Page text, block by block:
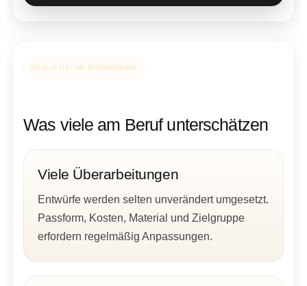
REALISTISCHE EINORDNUNG
Was viele am Beruf unterschätzen
Viele Überarbeitungen
Entwürfe werden selten unverändert umgesetzt.
Passform, Kosten, Material und Zielgruppe
erfordern regelmäßig Anpassungen.